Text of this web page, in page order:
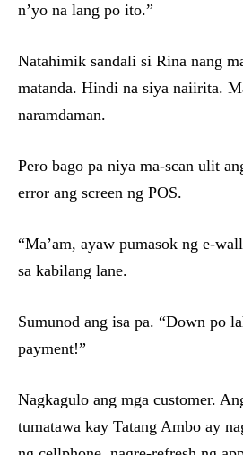
n’yo na lang po ito.”
Natahimik sandali si Rina nang
matanda. Hindi na siya naiirita.
naramdaman.
Pero bago pa niya ma-scan ulit
error ang screen ng POS.
“Ma’am, ayaw pumasok ng e-
sa kabilang lane.
Sumunod ang isa pa. “Down po
payment!”
Nagkagulo ang mga customer.
tumatawa kay Tatang Ambo ay